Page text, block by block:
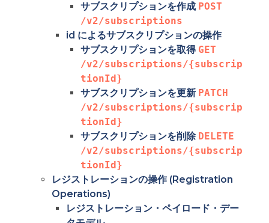
サブスクリプションを作成 POST
/v2/subscriptions
id によるサブスクリプションの操作
サブスクリプションを取得 GET
/v2/subscriptions/{subscrip
tionId}
サブスクリプションを更新 PATCH
/v2/subscriptions/{subscrip
tionId}
サブスクリプションを削除 DELETE
/v2/subscriptions/{subscrip
tionId}
レジストレーションの操作 (Registration
Operations)
レジストレーション・ペイロード・デー